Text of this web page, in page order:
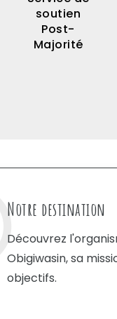
soutien
Post-
Majorité
Notre destination
Découvrez
Obigiwasin, sa
objectifs.